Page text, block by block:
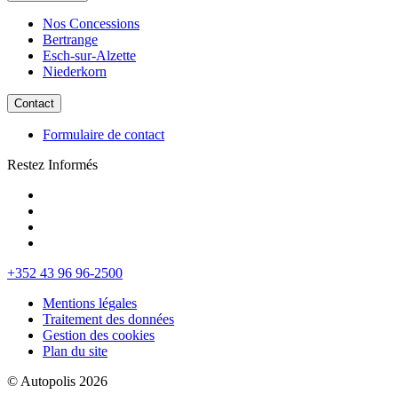
Nos Concessions
Bertrange
Esch-sur-Alzette
Niederkorn
Contact
Formulaire de contact
Restez Informés
+352 43 96 96-2500
Mentions légales
Traitement des données
Gestion des cookies
Plan du site
© Autopolis 2026